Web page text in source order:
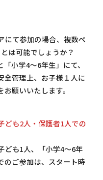
にて参加の場合、複数ペ
は可能でしょうか？
小学4～6年生」にて、
全管理上、お子様１人に
願いいたします。
ども2人・保護者1人での
ども1人、「小学4～6年
のご参加は、スタート時